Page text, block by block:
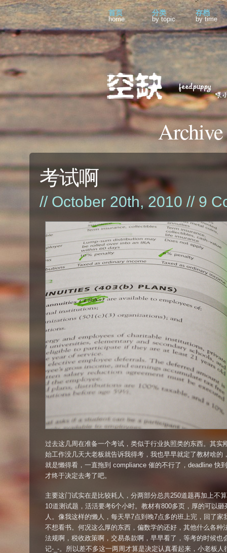
首页
home
分类
by topic
存档
by time
考试啊
// October 20th, 2010 // 9
过去这几周在准备一个考试，类似于行业执照类的东西。其实
始工作没几天大老板就告诉我得考，我也早早就定了教材啥的
就是懒得看，一直拖到 compliance 催的不行了，deadline 快
才终于决定去考了吧。
主要这门试实在是比较耗人，分两部分总共250道题再加上不
10道测试题，活活要考6个小时。教材有800多页，厚的可以砸
人。像我这样的懒人，每天早7点到晚7点多的班上完，回了家
不想看书。何况这么厚的东西，偏数学的还好，其他什么各种
法规啊，税收政策啊，交易条款啊，早早看了，等考的时候也
记-_-。所以差不多这一两周才算是决定认真看起来，小老板人